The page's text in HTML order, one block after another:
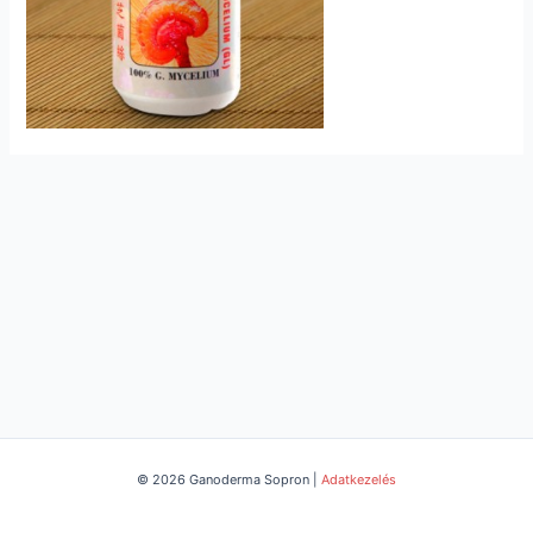
© 2026 Ganoderma Sopron | Adatkezelés